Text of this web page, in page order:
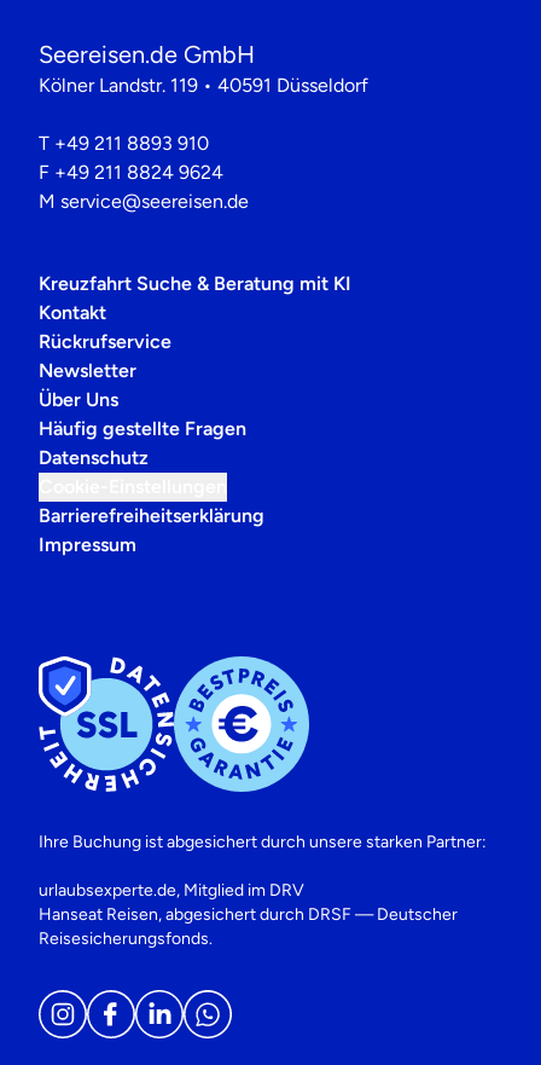
Seereisen.de GmbH
Kölner Landstr. 119 • 40591 Düsseldorf
T +49 211 8893 910
F +49 211 8824 9624
M service@seereisen.de
Kreuzfahrt Suche & Beratung mit KI
Kontakt
Rückrufservice
Newsletter
Über Uns
Häufig gestellte Fragen
Datenschutz
Barrierefreiheitserklärung
Impressum
Ihre Buchung ist abgesichert durch unsere starken Partner:
urlaubsexperte.de, Mitglied im DRV
Hanseat Reisen, abgesichert durch DRSF — Deutscher
Reisesicherungsfonds.